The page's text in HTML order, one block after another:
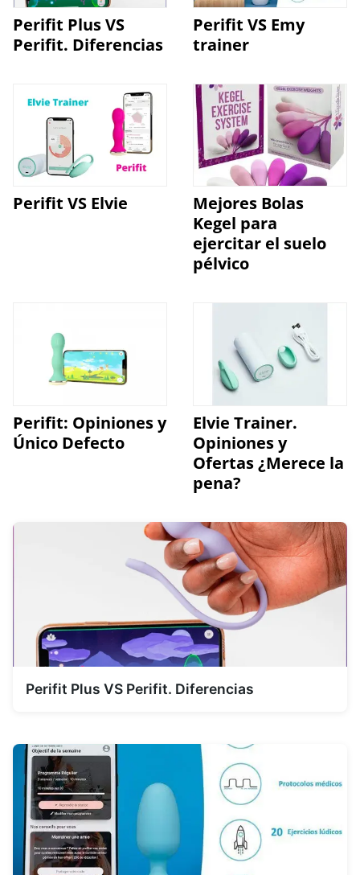
Perifit Plus VS
Perifit. Diferencias
Perifit VS Emy
trainer
Perifit VS Elvie
Mejores Bolas
Kegel para
ejercitar el suelo
pélvico
Perifit: Opiniones y
Único Defecto
Elvie Trainer.
Opiniones y
Ofertas ¿Merece la
pena?
Perifit Plus VS Perifit. Diferencias